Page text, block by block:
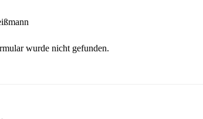
wurde nicht gefunden.